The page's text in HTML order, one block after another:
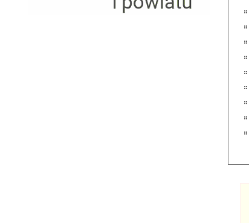
Serwis RTV, AGD, elektronika i inne